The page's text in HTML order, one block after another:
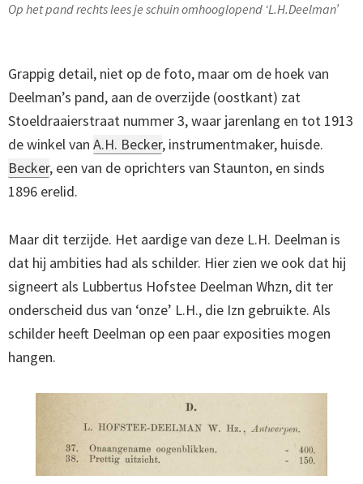
Op het pand rechts lees je schuin omhooglopend ‘L.H.Deelman’
Grappig detail, niet op de foto, maar om de hoek van
Deelman’s pand, aan de overzijde (oostkant) zat
Stoeldraaierstraat nummer 3, waar jarenlang en tot 1913
de winkel van A.H. Becker, instrumentmaker, huisde.
Becker, een van de oprichters van Staunton, en sinds
1896 erelid.
Maar dit terzijde. Het aardige van deze L.H. Deelman is
dat hij ambities had als schilder. Hier zien we ook dat hij
signeert als Lubbertus Hofstee Deelman Whzn, dit ter
onderscheid dus van ‘onze’ L.H., die Izn gebruikte. Als
schilder heeft Deelman op een paar exposities mogen
hangen.